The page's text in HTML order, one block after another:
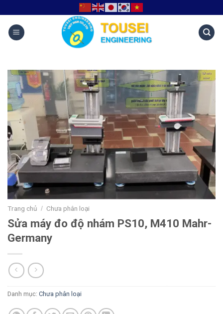
Trang chủ / Chưa phân loại
Sửa máy đo độ nhám PS10, M410 Mahr-
Germany
Danh mục: Chưa phân loại